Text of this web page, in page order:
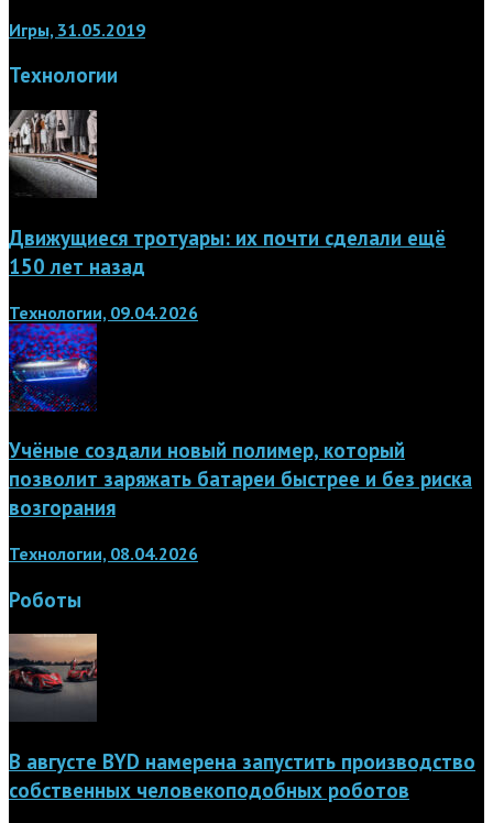
Игры, 31.05.2019
Технологии
Движущиеся тротуары: их почти сделали ещё
150 лет назад
Технологии, 09.04.2026
Учёные создали новый полимер, который
позволит заряжать батареи быстрее и без риска
возгорания
Технологии, 08.04.2026
Роботы
В августе BYD намерена запустить производство
собственных человекоподобных роботов